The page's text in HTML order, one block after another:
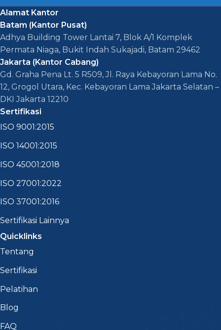
Alamat Kantor
Batam (Kantor Pusat)
Adhya Building Tower Lantai 7, Blok A/1 Komplek
Permata Niaga, Bukit Indah Sukajadi, Batam 29462
Jakarta (Kantor Cabang)
Gd. Graha Pena Lt. 5 R509, Jl. Raya Kebayoran Lama No.
12, Grogol Utara, Kec. Kebayoran Lama Jakarta Selatan –
DKI Jakarta 12210
Sertifikasi
ISO 9001:2015
ISO 14001:2015
ISO 45001:2018
ISO 27001:2022
ISO 37001:2016
Sertifikasi Lainnya
Quicklinks
Tentang
Sertifikasi
Pelatihan
Blog
FAQ